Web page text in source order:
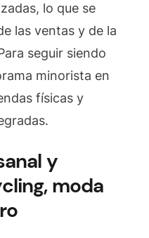
lo que se
las ventas y de la
seguir siendo
minorista en
físicas y
y
moda